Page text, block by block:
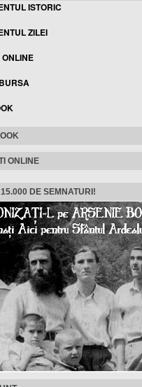
ISTORIC
ZILEI
ONLINE
DE SEMNATURI!